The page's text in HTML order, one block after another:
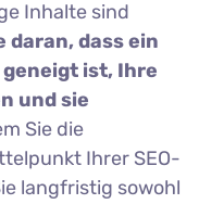
Inhalte sind
daran, dass ein
ist, Ihre
und sie
Sie die
Ihrer SEO-
langfristig sowohl